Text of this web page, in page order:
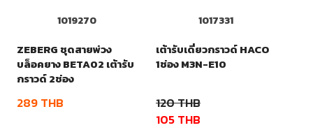
1019270
ZEBERG ชุดสายพ่วง
บล็อคยาง BETA02 เต้ารับ
กราวด์ 2ช่อง
289THB
1017331
เต้ารับเดี่ยวกราวด์ HACO
1ช่อง M3N-E10
120THB
105THB